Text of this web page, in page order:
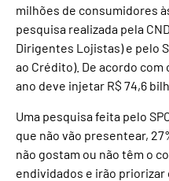
milhões de consumidores
pesquisa realizada pela
Dirigentes Lojistas) e pelo
ao Crédito). De acordo
ano deve injetar R$ 74,6
Uma pesquisa feita pelo
que não vão presentear,
não gostam ou não têm o
endividados e irão priorizar